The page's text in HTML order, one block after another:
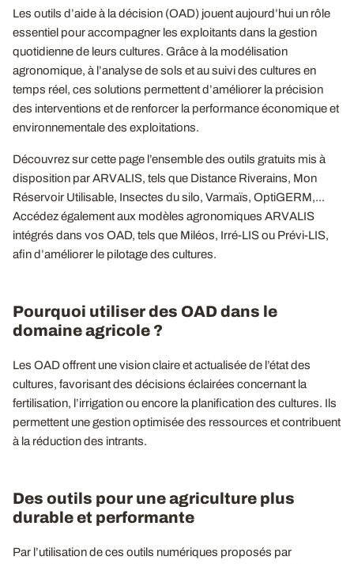
Les outils d’aide à la décision (OAD) jouent aujourd’hui un rôle
essentiel pour accompagner les exploitants dans la gestion
quotidienne de leurs cultures. Grâce à la modélisation
agronomique, à l’analyse de sols et au suivi des cultures en
temps réel, ces solutions permettent d’améliorer la précision
des interventions et de renforcer la performance économique et
environnementale des exploitations.
Découvrez sur cette page l’ensemble des outils gratuits mis à
disposition par ARVALIS, tels que Distance Riverains, Mon
Réservoir Utilisable, Insectes du silo, Varmaïs, OptiGERM,...
Accédez également aux modèles agronomiques ARVALIS
intégrés dans vos OAD, tels que Miléos, Irré-LIS ou Prévi-LIS,
afin d’améliorer le pilotage des cultures.
Pourquoi utiliser des OAD dans le
domaine agricole ?
Les OAD offrent une vision claire et actualisée de l’état des
cultures, favorisant des décisions éclairées concernant la
fertilisation, l’irrigation ou encore la planification des cultures. Ils
permettent une gestion optimisée des ressources et contribuent
à la réduction des intrants.
Des outils pour une agriculture plus
durable et performante
Par l’utilisation de ces outils numériques proposés par